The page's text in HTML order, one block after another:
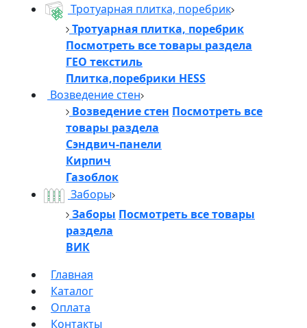
Тротуарная плитка, поребрик
Тротуарная плитка, поребрик
Посмотреть все товары раздела
ГЕО текстиль
Плитка,поребрики HESS
Возведение стен
Возведение стен Посмотреть все
товары раздела
Сэндвич-панели
Кирпич
Газоблок
Заборы
Заборы Посмотреть все товары
раздела
ВИК
Главная
Каталог
Оплата
Контакты